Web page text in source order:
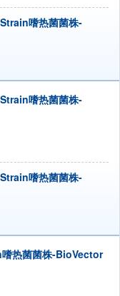
嗜热菌菌株-
嗜热菌菌株-
嗜热菌菌株-
热菌菌株-BioVector